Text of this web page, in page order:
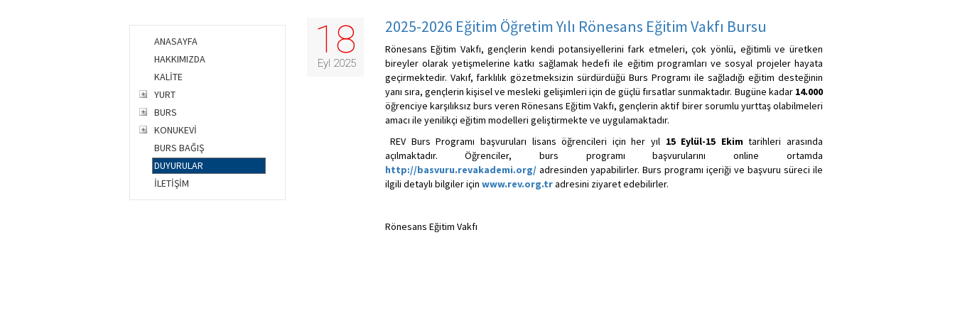
ANASAYFA
HAKKIMIZDA
KALİTE
YURT
BURS
KONUKEVİ
BURS BAĞIŞ
DUYURULAR
İLETİŞİM
18
Eyl 2025
2025-2026 Eğitim Öğretim Yılı Rönesans Eğitim Vakfı Bursu
Rönesans Eğitim Vakfı, gençlerin kendi potansiyellerini fark etmeleri, çok yönlü, eğitimli ve üretken
bireyler olarak yetişmelerine katkı sağlamak hedefi ile eğitim programları ve sosyal projeler hayata
geçirmektedir. Vakıf, farklılık gözetmeksizin sürdürdüğü Burs Programı ile sağladığı eğitim desteğinin
yanı sıra, gençlerin kişisel ve mesleki gelişimleri için de güçlü fırsatlar sunmaktadır. Bugüne kadar 14.000
öğrenciye karşılıksız burs veren Rönesans Eğitim Vakfı, gençlerin aktif birer sorumlu yurttaş olabilmeleri
amacı ile yenilikçi eğitim modelleri geliştirmekte ve uygulamaktadır.
REV Burs Programı başvuruları lisans öğrencileri için her yıl 15 Eylül-15 Ekimtarihleri arasında
açılmaktadır. Öğrenciler, burs programı başvurularını online ortamda
http://basvuru.revakademi.org/ adresinden yapabilirler. Burs programı içeriği ve başvuru süreci ile
ilgili detaylı bilgiler için www.rev.org.tradresini ziyaret edebilirler.
Rönesans Eğitim Vakfı